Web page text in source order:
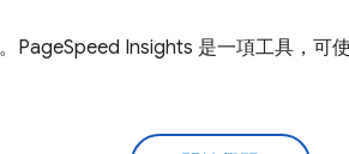
PageSpeed Insights 是一項工具，可